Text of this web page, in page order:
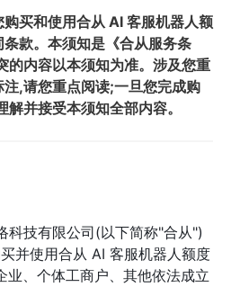
购买和使用合从 AI 客服机器人额
款。本须知是《合从服务条
的内容以本须知为准。涉及您重
,请您重点阅读;一旦您完成购
并接受本须知全部内容。
科技有限公司(以下简称"合从")
并使用合从 AI 客服机器人额度
业、个体工商户、其他依法成立